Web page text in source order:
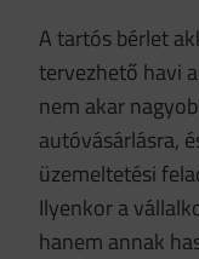
A tartós bérlet
tervezhető havi
nem akar
autóvásárlásra,
üzemeltetési
Ilyenkor a
hanem annak